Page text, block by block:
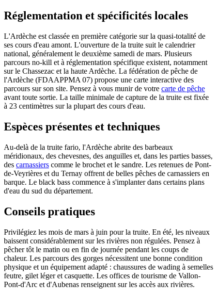
Réglementation et spécificités locales
L'Ardèche est classée en première catégorie sur la quasi-totalité de
ses cours d'eau amont. L'ouverture de la truite suit le calendrier
national, généralement le deuxième samedi de mars. Plusieurs
parcours no-kill et à réglementation spécifique existent, notamment
sur le Chassezac et la haute Ardèche. La fédération de pêche de
l'Ardèche (FDAAPPMA 07) propose une carte interactive des
parcours sur son site. Pensez à vous munir de votre carte de pêche
avant toute sortie. La taille minimale de capture de la truite est fixée
à 23 centimètres sur la plupart des cours d'eau.
Espèces présentes et techniques
Au-delà de la truite fario, l'Ardèche abrite des barbeaux
méridionaux, des chevesnes, des anguilles et, dans les parties basses,
des carnassiers comme le brochet et le sandre. Les retenues de Pont-
de-Veyrières et du Ternay offrent de belles pêches de carnassiers en
barque. Le black bass commence à s'implanter dans certains plans
d'eau du sud du département.
Conseils pratiques
Privilégiez les mois de mars à juin pour la truite. En été, les niveaux
baissent considérablement sur les rivières non régulées. Pensez à
pêcher tôt le matin ou en fin de journée pendant les coups de
chaleur. Les parcours des gorges nécessitent une bonne condition
physique et un équipement adapté : chaussures de wading à semelles
feutre, gilet léger et casquette. Les offices de tourisme de Vallon-
Pont-d'Arc et d'Aubenas renseignent sur les accès aux rivières.